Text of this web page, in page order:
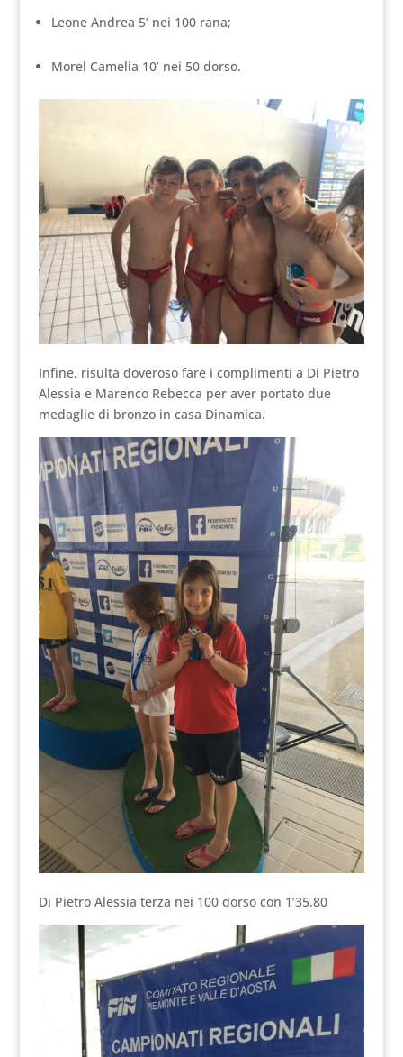
Leone Andrea 5’ nei 100 rana;
Morel Camelia 10’ nei 50 dorso.
Infine, risulta doveroso fare i complimenti a Di Pietro
Alessia e Marenco Rebecca per aver portato due
medaglie di bronzo in casa Dinamica.
Di Pietro Alessia terza nei 100 dorso con 1’35.80